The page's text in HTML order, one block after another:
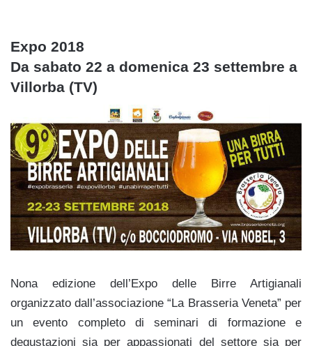
Expo 2018
Da sabato 22 a domenica 23 settembre a
Villorba (TV)
Nona edizione dell’Expo delle Birre Artigianali
organizzato dall’associazione “La Brasseria Veneta” per
un evento completo di seminari di formazione e
degustazioni sia per appassionati del settore sia per